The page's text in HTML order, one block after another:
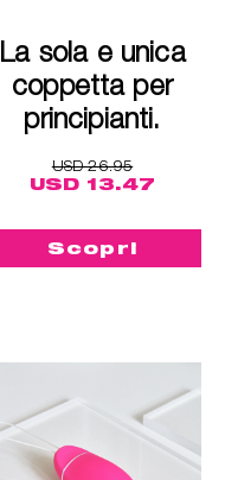
La sola e unica
coppetta per
principianti.
USD 26.95
USD 13.47
Scopri